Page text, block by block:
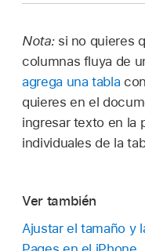
el formato
Para todo el
texto del
Toca
(si
figura, toca
Toca columnas
o el
Toca Insertar y
Nota: si no quieres
columnas fluya de
agrega una tabla
quieres en el
ingresar texto en la
individuales de la
Ver también
Ajustar el tamaño y